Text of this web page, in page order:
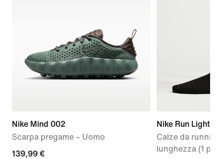
Nike Mind 002
Scarpa pregame – Uomo
139,99
139,99 €
Nike Run
Calze da
lunghezza (1